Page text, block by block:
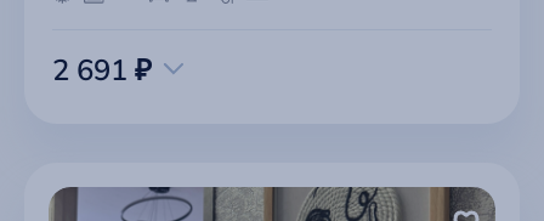
2 691 ₽